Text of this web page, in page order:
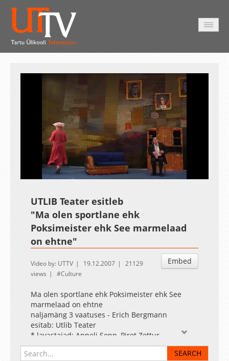
UnmuteLoaded:
1.20%
Esituskiirused
Auto
UTLIB Teater esitleb
"Ma olen sportlane ehk
Poksimeister ehk See marmelaad
on ehtne"
Embed
Video by: UTTV 19.12.2007
21129
views
Culture
Ma olen sportlane ehk Poksimeister ehk See
marmelaad on ehtne
naljamäng 3 vaatuses - Erich Bergmann
esitab: Utlib Teater
* lavastajad: Anneli Sepp, Piret Zettur
* Osatäitjad: Avo Kartul, Anneli Sepp, Kristina
Pai, Kersti Kuusemäe, Olga Einasto, Kaarin